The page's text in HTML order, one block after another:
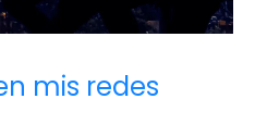
mis redes